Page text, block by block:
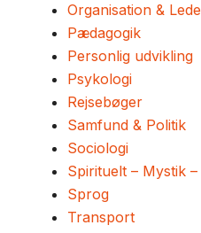
Organisation &
Pædagogik
Personlig udvikling
Psykologi
Rejsebøger
Samfund & Politik
Sociologi
Spirituelt – Mystik
Sprog
Transport